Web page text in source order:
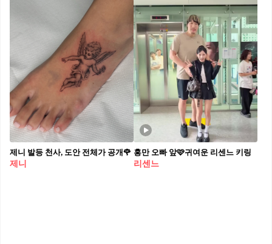
제니 발등 천사, 도안 전체가 공개🌹
제니
홍만 오빠 앞🩷귀여운 리센느 키링
리센느